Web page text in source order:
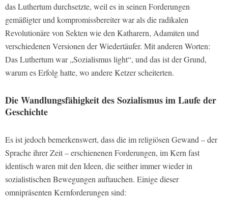
das Luthertum durchsetzte, weil es in seinen Forderungen
gemäßigter und kompromissbereiter war als die radikalen
Revolutionäre von Sekten wie den Katharern, Adamiten und
verschiedenen Versionen der Wiedertäufer. Mit anderen Worten:
Das Luthertum war „Sozialismus light“, und das ist der Grund,
warum es Erfolg hatte, wo andere Ketzer scheiterten.
Die Wandlungsfähigkeit des Sozialismus im Laufe der
Geschichte
Es ist jedoch bemerkenswert, dass die im religiösen Gewand – der
Sprache ihrer Zeit – erschienenen Forderungen, im Kern fast
identisch waren mit den Ideen, die seither immer wieder in
sozialistischen Bewegungen auftauchen. Einige dieser
omnipräsenten Kernforderungen sind: